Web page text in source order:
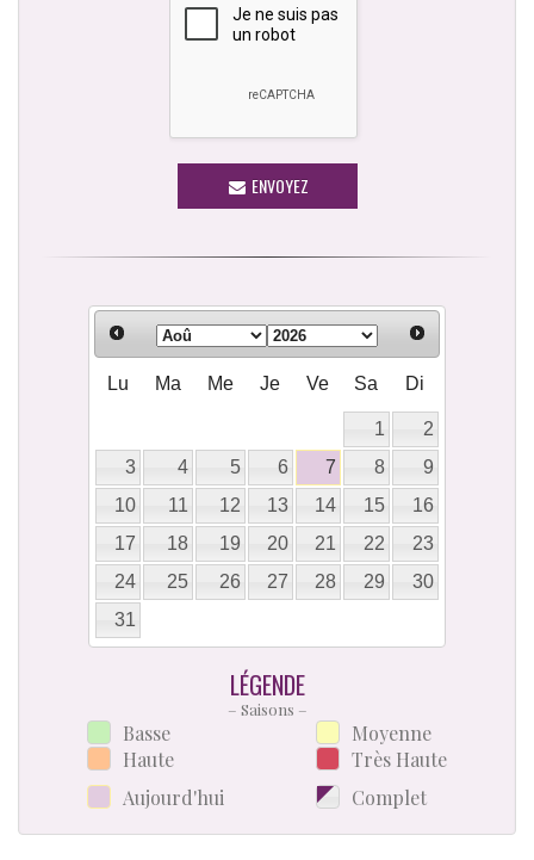
ENVOYEZ
Lu Ma Me Je Ve Sa Di
1
2
3
4 5 6 7 8
9
10
11 12 13 14 15
16
17
18 19 20 21 22
23
24
25 26 27 28 29
30
31
LÉGENDE
– Saisons –
Basse
Haute
Aujourd'hui
Moyenne
Très Haute
Complet